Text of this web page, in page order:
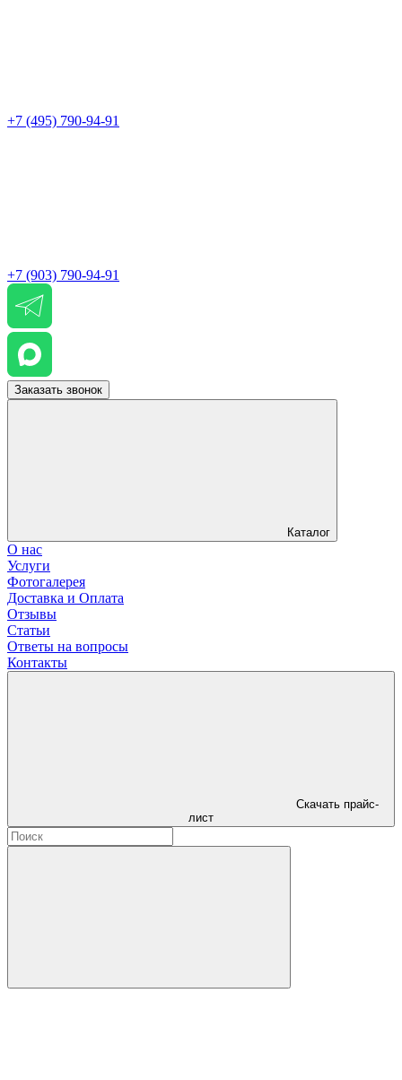
+7 (495) 790-94-91
+7 (903) 790-94-91
Заказать звонок
Каталог
О нас
Услуги
Фотогалерея
Доставка и Оплата
Отзывы
Статьи
Ответы на вопросы
Контакты
Скачать прайс-
лист